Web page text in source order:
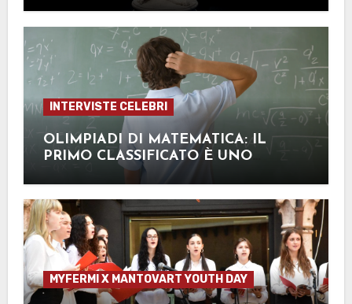
INTERVISTE CELEBRI
OLIMPIADI DI MATEMATICA: IL
PRIMO CLASSIFICATO È UNO
STUDENTE DEL NOSTRO ISTITUTO
MYFERMI X MANTOVART YOUTH DAY